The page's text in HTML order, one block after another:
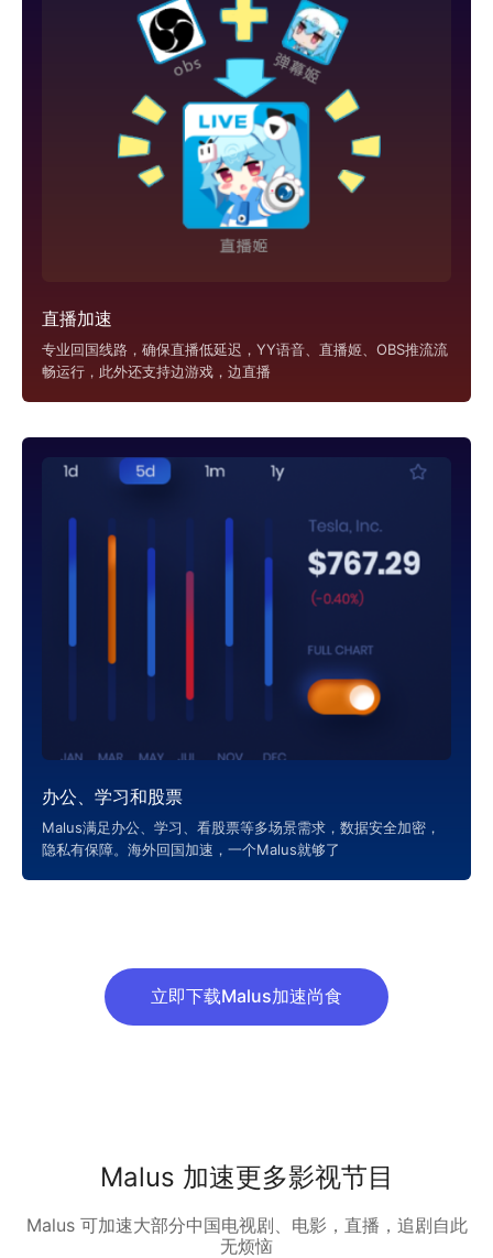
直播加速
专业回国线路，确保直播低延迟，YY语音、直播姬、OBS推流流
畅运行，此外还支持边游戏，边直播
办公、学习和股票
Malus满足办公、学习、看股票等多场景需求，数据安全加密，
隐私有保障。海外回国加速，一个Malus就够了
立即下载Malus加速尚食
Malus 加速更多影视节目
Malus 可加速大部分中国电视剧、电影，直播，追剧自此
无烦恼